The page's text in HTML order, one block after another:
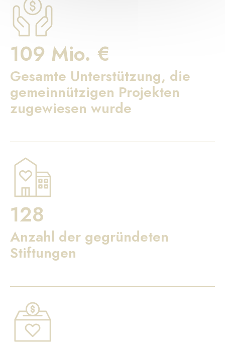
109 Mio. €
Gesamte Unterstützung, die
gemeinnützigen Projekten
zugewiesen wurde
128
Anzahl der gegründeten
Stiftungen